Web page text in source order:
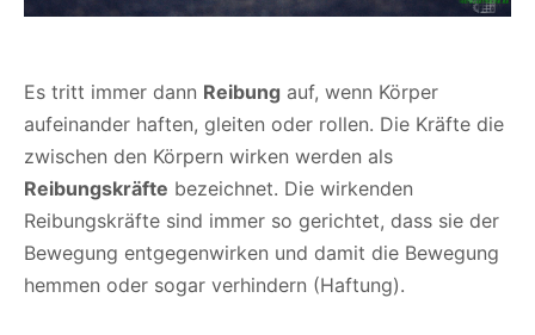
Es tritt immer dann Reibung auf, wenn Körper
aufeinander haften, gleiten oder rollen. Die Kräfte die
zwischen den Körpern wirken werden als
Reibungskräfte bezeichnet. Die wirkenden
Reibungskräfte sind immer so gerichtet, dass sie der
Bewegung entgegenwirken und damit die Bewegung
hemmen oder sogar verhindern (Haftung).